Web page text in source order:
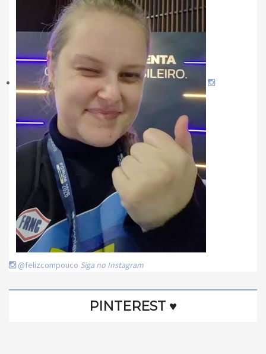
@felizcompouco Siga no Instagram
PINTEREST ♥